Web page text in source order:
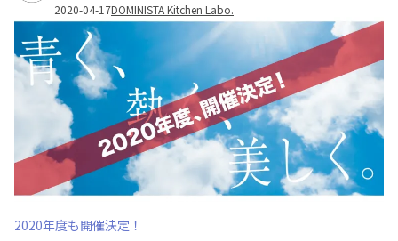
2020-04-17DOMINISTA Kitchen Labo.
2020年度も開催決定！